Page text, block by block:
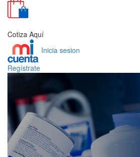
Cotiza Aquí
Inicia sesion
Regístrate